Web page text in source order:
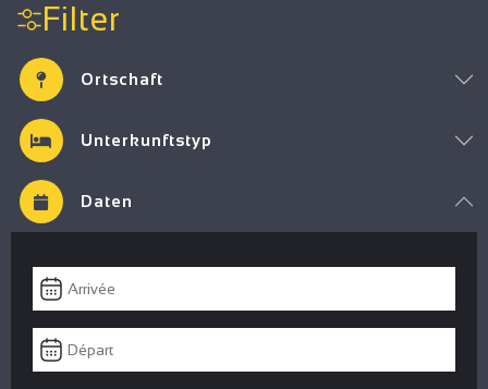
Filter
Ortschaft
Unterkunftstyp
Daten